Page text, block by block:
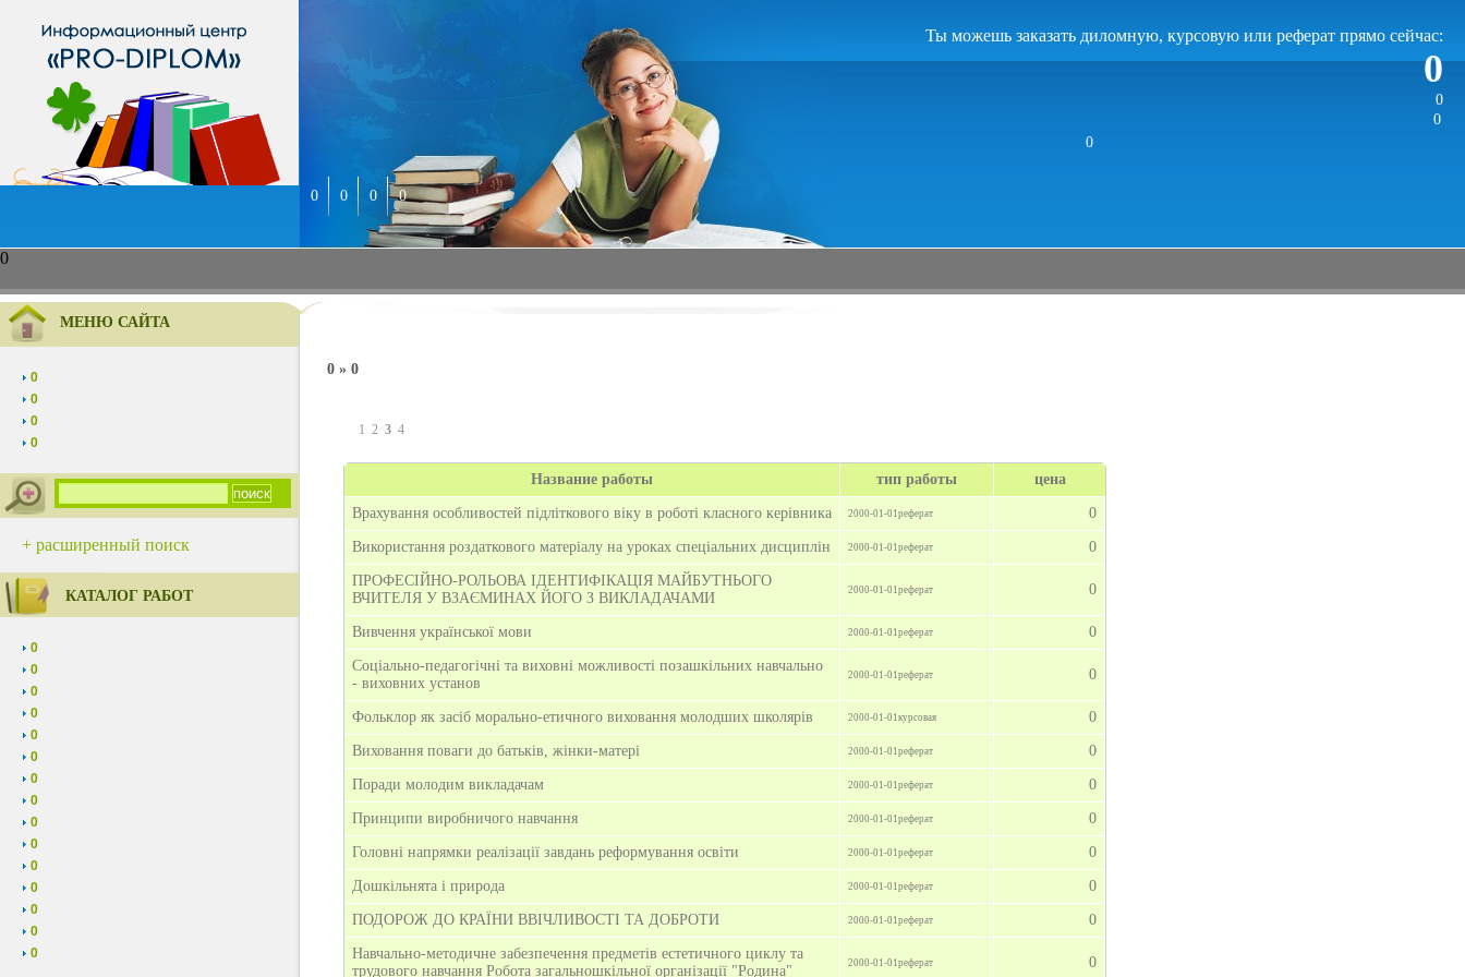
0
Ты можешь заказать диломную, курсовую или реферат прямо сейчас:
0
0
0
0
0 0 0 0
МЕНЮ САЙТА
0
0
0
0
+ расширенный поиск
КАТАЛОГ РАБОТ
0
0
0
0
0
0
0
0
0
0
0
0
0
0
0
0 » 0
1 2 3 4
Название работы тип работы цена
Врахування особливостей підліткового віку в роботі класного керівника 2000-01-01реферат 0
Використання роздаткового матеріалу на уроках спеціальних дисциплін 2000-01-01реферат 0
ПРОФЕСІЙНО-РОЛЬОВА ІДЕНТИФІКАЦІЯ МАЙБУТНЬОГО
ВЧИТЕЛЯ У ВЗАЄМИНАХ ЙОГО З ВИКЛАДАЧАМИ
2000-01-01реферат 0
Вивчення української мови 2000-01-01реферат 0
Соціально-педагогічні та виховні можливості позашкільних навчально
- виховних установ
2000-01-01реферат 0
Фольклор як засіб морально-етичного виховання молодших школярів 2000-01-01курсовая 0
Виховання поваги до батьків, жінки-матері 2000-01-01реферат 0
Поради молодим викладачам 2000-01-01реферат 0
Принципи виробничого навчання 2000-01-01реферат 0
Головні напрямки реалізації завдань реформування освіти 2000-01-01реферат 0
Дошкільнята і природа 2000-01-01реферат 0
ПОДОРОЖ ДО КРАЇНИ ВВІЧЛИВОСТІ ТА ДОБРОТИ 2000-01-01реферат 0
Навчально-методичне забезпечення предметів естетичного циклу та
трудового навчання Робота загальношкільної організації "Родина"
2000-01-01реферат 0